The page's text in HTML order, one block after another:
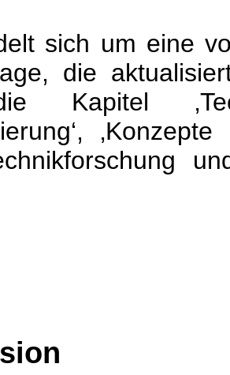
sich um eine
die
Kapitel